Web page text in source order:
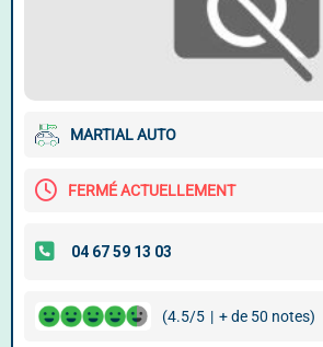
MARTIAL AUTO
FERMÉ ACTUELLEMENT
(4.5/5 | + de 50 notes)